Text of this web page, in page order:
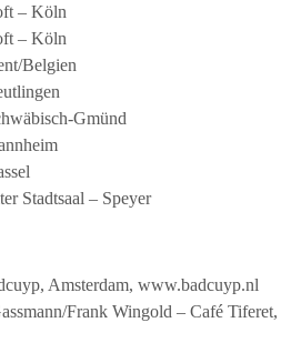
– Köln
– Köln
Belgien
Gmünd
Stadtsaal – Speyer
Amsterdam, www.badcuyp.nl
Frank Wingold – Café Tiferet,